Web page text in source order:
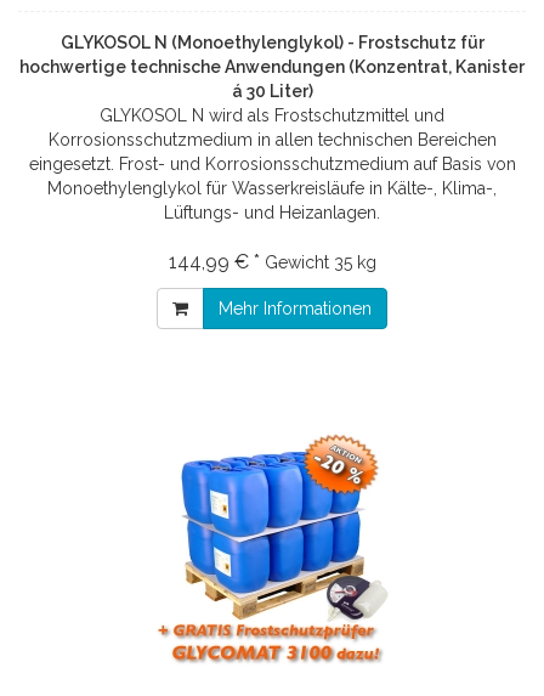
GLYKOSOL N (Monoethylenglykol) - Frostschutz für
hochwertige technische Anwendungen (Konzentrat, Kanister
á 30 Liter)
GLYKOSOL N wird als Frostschutzmittel und
Korrosionsschutzmedium in allen technischen Bereichen
eingesetzt. Frost- und Korrosionsschutzmedium auf Basis von
Monoethylenglykol für Wasserkreisläufe in Kälte-, Klima-,
Lüftungs- und Heizanlagen.
144,99 € * Gewicht 35 kg
Mehr Informationen